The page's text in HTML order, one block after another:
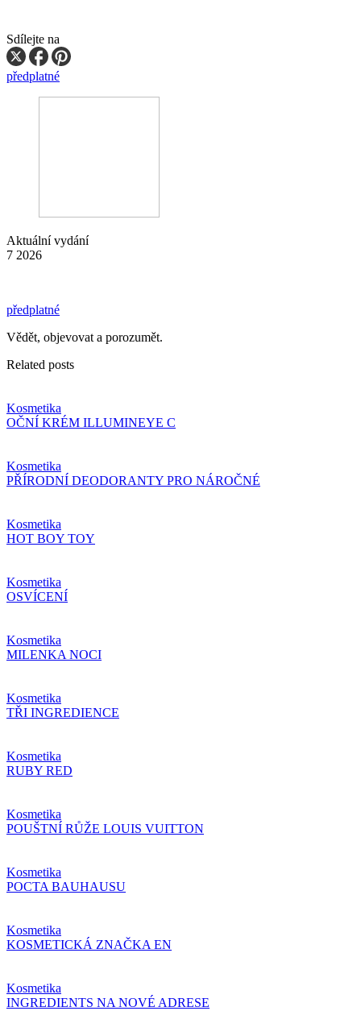
Sdílejte na
předplatné
Aktuální vydání
7 2026
předplatné
Vědět, objevovat a porozumět.
Related posts
Kosmetika
OČNÍ KRÉM ILLUMINEYE C
Kosmetika
PŘÍRODNÍ DEODORANTY PRO NÁROČNÉ
Kosmetika
HOT BOY TOY
Kosmetika
OSVÍCENÍ
Kosmetika
MILENKA NOCI
Kosmetika
TŘI INGREDIENCE
Kosmetika
RUBY RED
Kosmetika
POUŠTNÍ RŮŽE LOUIS VUITTON
Kosmetika
POCTA BAUHAUSU
Kosmetika
KOSMETICKÁ ZNAČKA EN
Kosmetika
INGREDIENTS NA NOVÉ ADRESE